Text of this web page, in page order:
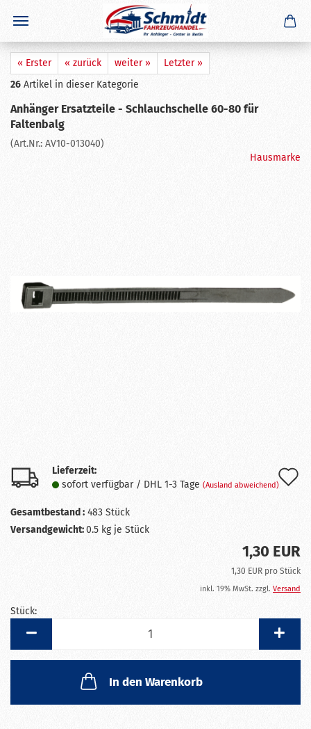
« Erster « zurück weiter »
Letzter »
26 Artikel in dieser Kategorie
Anhänger Ersatzteile - Schlauchschelle 60-80 für
Faltenbalg
(Art.Nr.: AV10-013040)
Hausmarke
Lieferzeit:
sofort verfügbar / DHL 1-3 Tage (Ausland abweichend)
Gesamtbestand : 483 Stück
Versandgewicht:0.5 kg je Stück
1,30 EUR
1,30 EUR pro Stück
inkl. 19% MwSt. zzgl. Versand
Stück:
In den Warenkorb
×
GERADE GEKAUFT
hat3 Meter 13 - polige Kabelsatz